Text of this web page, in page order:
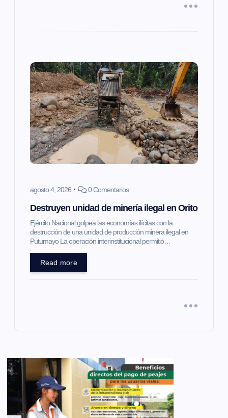
agosto 4, 2026 0 Comentarios
Destruyen unidad de minería ilegal en Orito
Ejército Nacional golpea las economías ilícitas con la
destrucción de una unidad de producción minera ilegal en
Putumayo La operación interinstitucional permitió…
Read more